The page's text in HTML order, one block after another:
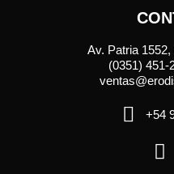
Av. Patria
(0351) 451-
+54